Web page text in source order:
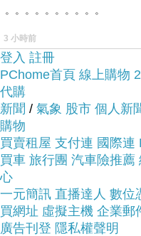
看【E&I】-凝聚愛-
款)~~
商品網址:
。。。。。。。。。。
3 小時前
登入 註冊
PChome首頁 線上購物
代購
新聞 / 氣象 股市 個人新
購物
買賣租屋 支付連 國際連
買車 旅行團 汽車險推薦
心
一元簡訊 直播達人 數位
買網址 虛擬主機 企業郵
廣告刊登 隱私權聲明